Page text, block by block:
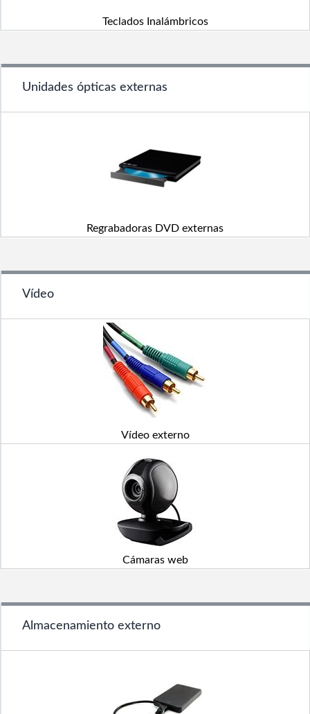
Teclados Inalámbricos
Unidades ópticas externas
Regrabadoras DVD externas
Vídeo
Vídeo externo
Cámaras web
Almacenamiento externo